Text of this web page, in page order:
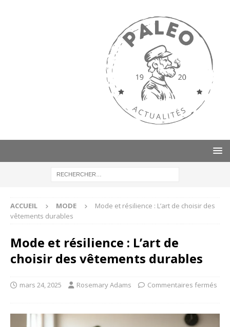
ACCUEIL MODE
Mode et résilience : L’art de choisir des
vêtements durables
Mode et résilience : L’art de
choisir des vêtements durables
mars 24, 2025 Rosemary Adams Commentaires fermés